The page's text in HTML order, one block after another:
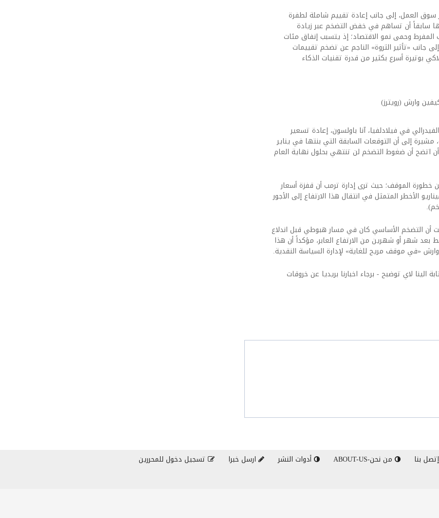
سوق العمل، إلى جانب إعادة تقييم شاملة لطفرة
سابقاً أن تساهم في خفض التضخم عبر زيادة
المفرط وحمى نمو الاقتصاد؛ إذ يتسبب إنفاق مئات
إلى جانب «تأثير الثروة» الناجم عن تضخم تقييمات
بوتيرة أسرع بكثير من قدرة تقنيات الذكاء
وارش (رويترز)
في فيلادلفيا، آنا باولسون، إعادة تسعير
مشيرة إلى أن التوقعات السابقة التي بنتها في يناير
اتضح أن ضغوط التضخم لن تنتهي بحلول نهاية العام
خطورة الموقف؛ حيث ترى إدارة ترمب أن قفزة أسعار
الأخطر المتمثل في انتقال هذا الارتفاع إلى الأجور
أن التضخم الأساسي كان في مسار هبوطي قبل اندلاع
بعد شهر أو شهرين من الارتفاع العابر، مؤكداً أن هذا
«في موقف مريح للغاية» لإدارة السياسة النقدية.
الينا لاي توضبح - برجاء اخبارنا بريديا عن خروقات
إتصل بنا من نحن-ABOUT-US أدوات النشر ارسل خبرا
تسجيل دخول للمحررين